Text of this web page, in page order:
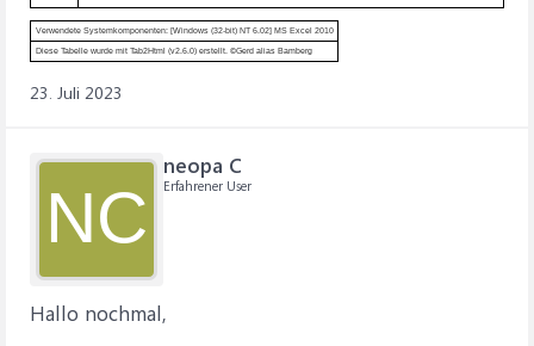
Verwendete Systemkomponenten: [Windows (32-bit) NT 6.02] MS Excel 2010
Diese Tabelle wurde mit Tab2Html (v2.6.0) erstellt. ©Gerd alias Bamberg
23. Juli 2023
NC
neopa C
Erfahrener User
Hallo nochmal,